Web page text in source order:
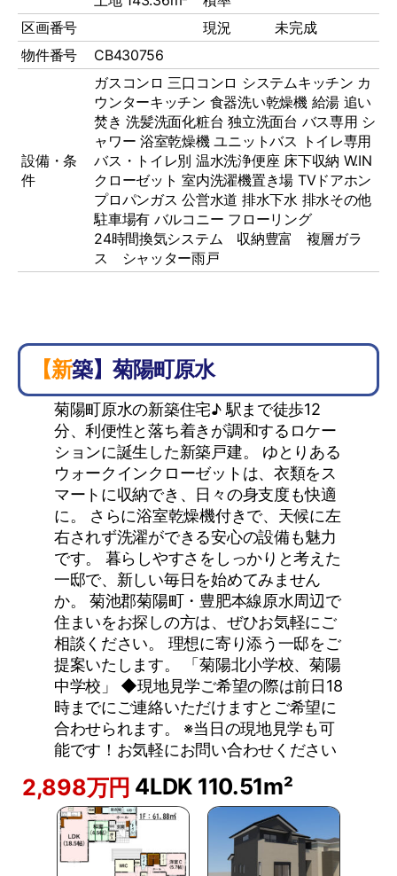
区画番号 現況
未完成
物件番号
CB430756
設備・条
件
ガスコンロ 三口コンロ システムキッチン カ
ウンターキッチン 食器洗い乾燥機 給湯 追い
焚き 洗髪洗面化粧台 独立洗面台 バス専用 シ
ャワー 浴室乾燥機 ユニットバス トイレ専用
バス・トイレ別 温水洗浄便座 床下収納 W.IN
クローゼット 室内洗濯機置き場 TVドアホン
プロパンガス 公営水道 排水下水 排水その他
駐車場有 バルコニー フローリング
24時間換気システム 収納豊富 複層ガラ
ス シャッター雨戸
【新築】菊陽町原水
菊陽町原水の新築住宅♪ 駅まで徒歩12
分、利便性と落ち着きが調和するロケー
ションに誕生した新築戸建。 ゆとりある
ウォークインクローゼットは、衣類をス
マートに収納でき、日々の身支度も快適
に。 さらに浴室乾燥機付きで、天候に左
右されず洗濯ができる安心の設備も魅力
です。 暮らしやすさをしっかりと考えた
一邸で、新しい毎日を始めてみません
か。 菊池郡菊陽町・豊肥本線原水周辺で
住まいをお探しの方は、ぜひお気軽にご
相談ください。 理想に寄り添う一邸をご
提案いたします。 「菊陽北小学校、菊陽
中学校」 ◆現地見学ご希望の際は前日18
時までにご連絡いただけますとご希望に
合わせられます。 ※当日の現地見学も可
能です！お気軽にお問い合わせください
2,898万円 4LDK 110.51m²